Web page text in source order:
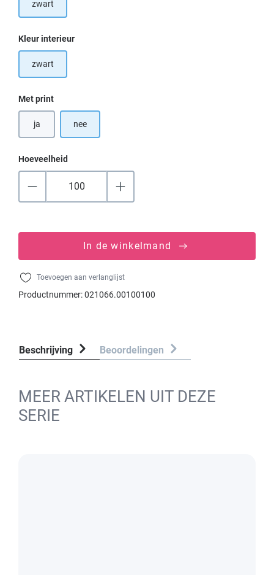
zwart
Selecteer
Kleur interieur
zwart
Selecteer
Met print
ja nee
Hoeveelheid
In de winkelmand
Toevoegen aan verlanglijst
Productnummer:021066.00100100
Beschrijving Beoordelingen
MEER ARTIKELEN UIT DEZE
SERIE